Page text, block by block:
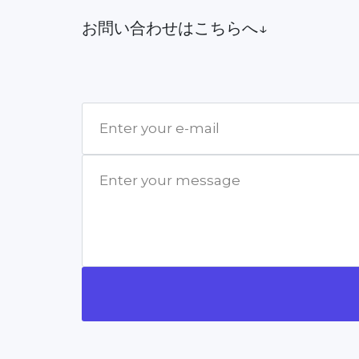
お問い合わせはこちらへ↓